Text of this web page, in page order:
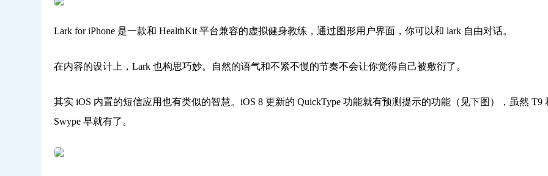
Lark for iPhone 是一款和 HealthKit 平台兼容的虚拟健身教练，通过图形用户界面，你可以和 lark 自由对话。
在内容的设计上，Lark 也构思巧妙。自然的语气和不紧不慢的节奏不会让你觉得自己被敷衍了。
其实 iOS 内置的短信应用也有类似的智慧。iOS 8 更新的 QuickType 功能就有预测提示的功能（见下图），虽然 T9
Swype 早就有了。